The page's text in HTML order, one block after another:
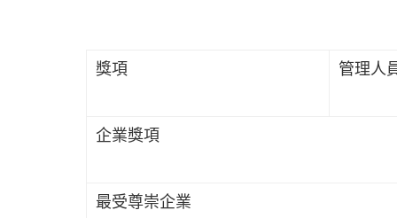
獎項 管理人
企業獎項
最受尊崇企業